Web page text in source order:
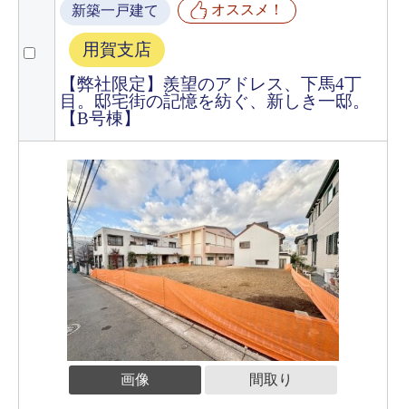
新築一戸建て オススメ！
用賀支店
【弊社限定】羨望のアドレス、下馬4丁
目。邸宅街の記憶を紡ぐ、新しき一邸。
【B号棟】
画像 間取り